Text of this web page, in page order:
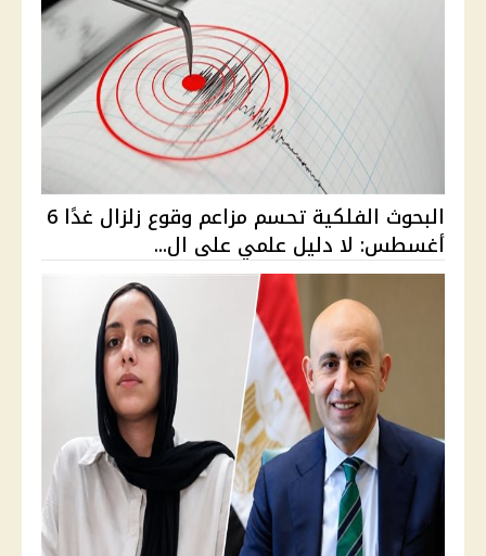
البحوث الفلكية تحسم مزاعم وقوع زلزال غدًا 6
أغسطس: لا دليل علمي على ال...